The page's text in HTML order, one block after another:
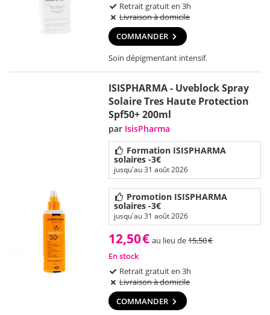
Retrait gratuit en 3h
Livraison à domicile
COMMANDER
Soin dépigmentant intensif.
ISISPHARMA - Uveblock Spray
Solaire Tres Haute Protection
Spf50+ 200ml
par IsisPharma
Formation ISISPHARMA
solaires -3€
jusqu'au 31 août 2026
Promotion ISISPHARMA
solaires -3€
jusqu'au 31 août 2026
12,50€ au lieu de15,50€
En stock
Retrait gratuit en 3h
Livraison à domicile
COMMANDER